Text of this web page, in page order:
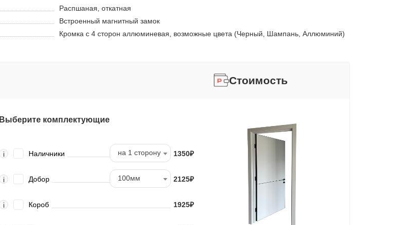
Распшаная, откатная
Встроенный магнитный замок
Кромка с 4 сторон аллюминевая, возможные цвета (Черный, Шампань, Аллюминий)
Выберите комплектующие
i Наличники на 1 сторону 1350₽
i Добор 100мм 2125₽
i Короб 1925₽
Стоимость